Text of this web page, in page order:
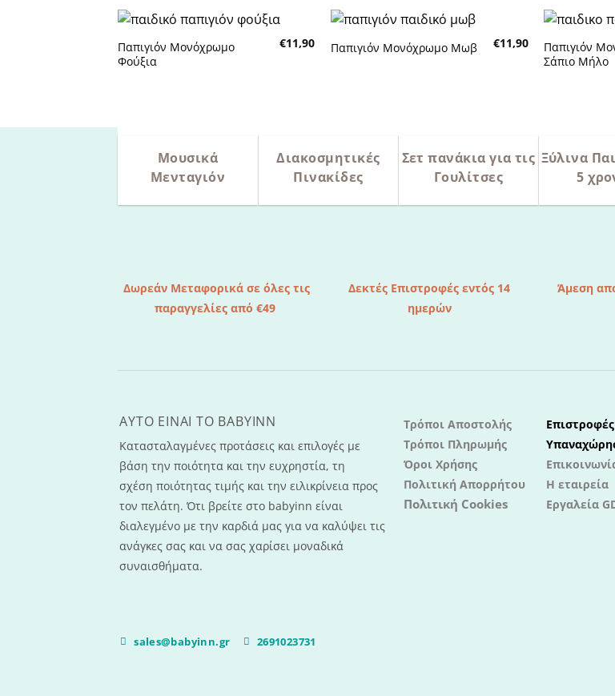
Παπιγιόν Μονόχρωμο
Φούξια
€11,90
Πρόσθήκη
Παπιγιόν Μονόχρωμο Μωβ €11,90
Παπιγιόν
Σάπιο Μήλο
Μουσικά
Μενταγιόν
Διακοσμητικές
Πινακίδες
Σετ πανάκια για τις
Γουλίτσες
Ξύλινα
5
Δωρεάν Μεταφορικά σε όλες τις
παραγγελίες από €49
Δεκτές Επιστροφές εντός 14
ημερών
Άμεση
AYTO EINAI TO ΒΑΒΥΙΝΝ
Κατασταλαγμένες προτάσεις και επιλογές με
βάση την ποιότητα και την ευχρηστία, τη
σχέση ποιότητας τιμής και την ειλικρίνεια προς
τον πελάτη. Ότι βρείτε στο babyinn είναι
διαλεγμένο με την καρδιά μας για να καλύψει τις
ανάγκες σας και να σας χαρίσει μοναδικά
συναισθήματα.
sales@babyinn.gr 2691023731
Τρόποι Αποστολής
Τρόποι Πληρωμής
Όροι Χρήσης
Πολιτική Απορρήτου
Πολιτική Cookies
Η εταιρεία
Εργαλεία